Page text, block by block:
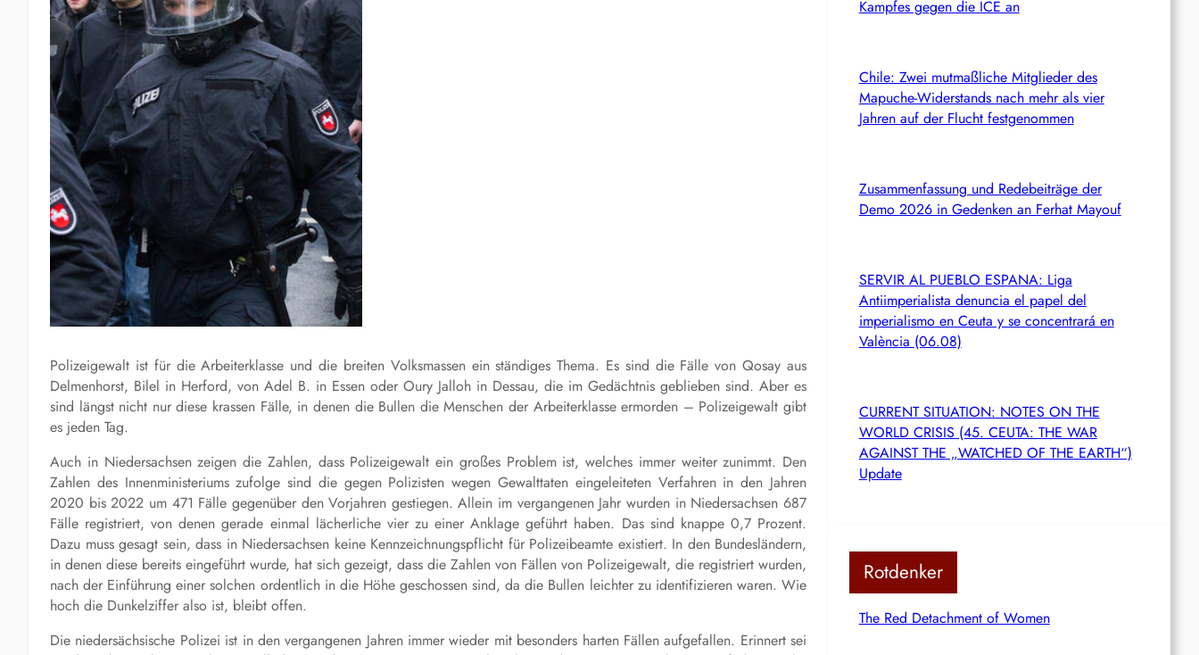
Polizeigewalt ist für die Arbeiterklasse und die breiten Volksmassen ein ständiges Thema. Es sind die Fälle vonQosay aus
Delmenhorst, Bilel in Herford, von Adel B. in Essen oder Oury Jalloh in Dessau, die im Gedächtnis geblieben sind. Aber es
sind längst nicht nur diese krassen Fälle, in denen die Bullen die Menschen der Arbeiterklasse ermorden – Polizeigewalt gibt
es jeden Tag.
Auch in Niedersachsen zeigen die Zahlen, dass Polizeigewalt ein großes Problem ist, welches immer weiter zunimmt. Den
Zahlen des Innenministeriums zufolge sind die gegen Polizisten wegen Gewalttaten eingeleiteten Verfahren in den Jahren
2020 bis 2022 um 471 Fälle gegenüber den Vorjahren gestiegen. Allein im vergangenen Jahr wurden in Niedersachsen 687
Fälle registriert, von denen gerade einmal lächerliche vier zu einer Anklage geführt haben. Das sind knappe 0,7 Prozent.
Dazu muss gesagt sein, dass in Niedersachsen keine Kennzeichnungspflicht für Polizeibeamte existiert. In den Bundesländern,
in denen diese bereits eingeführt wurde, hat sich gezeigt, dass die Zahlen von Fällen von Polizeigewalt, die registriert wurden,
nach der Einführung einer solchen ordentlich in die Höhe geschossen sind, da die Bullen leichter zu identifizieren waren. Wie
hoch die Dunkelziffer also ist, bleibt offen.
Die niedersächsische Polizei ist in den vergangenen Jahren immer wieder mit besonders harten Fällen aufgefallen. Erinnert sei
Kampfes gegen die ICE an
Chile: Zwei mutmaßliche Mitglieder des
Mapuche-Widerstands nach mehr als vier
Jahren auf der Flucht festgenommen
Zusammenfassung und Redebeiträge der
Demo 2026 in Gedenken an Ferhat Mayouf
SERVIR AL PUEBLO ESPANA: Liga
Antiimperialista denuncia el papel del
imperialismo en Ceuta y se concentrará en
València (06.08)
CURRENT SITUATION: NOTES ON THE
WORLD CRISIS (45. CEUTA: THE WAR
AGAINST THE „WATCHED OF THE EARTH“)
Update
Rotdenker
The Red Detachment of Women